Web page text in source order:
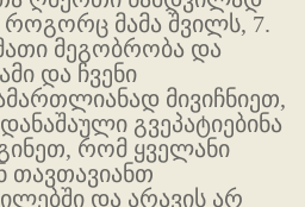
მამა შვილს, 7.
მეგობრობა და
და ჩვენი
მივიჩნიეთ,
გვეპატიებინა
რომ ყველანი
თავთავიანთ
და არავის არ